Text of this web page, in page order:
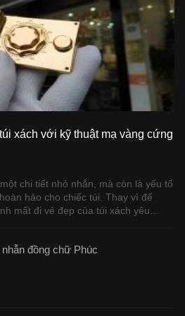
xách với kỹ thuật mạ vàng cứng
chi tiết nhỏ nhắn, mà còn là yếu tố
hảo cho chiếc túi. Thay vì để
mất đi vẻ đẹp của túi xách yêu…
đồng chữ Phúc